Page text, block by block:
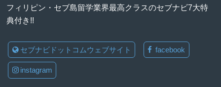
フィリピン・セブ島留学業界最高クラスのセブナビ7大特
典付き!!
セブナビドットコムウェブサイト facebook
instagram